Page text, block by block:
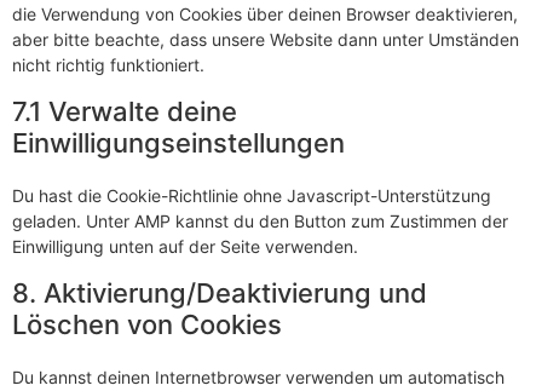
die Verwendung von Cookies über deinen Browser deaktivieren,
aber bitte beachte, dass unsere Website dann unter Umständen
nicht richtig funktioniert.
7.1 Verwalte deine
Einwilligungseinstellungen
Du hast die Cookie-Richtlinie ohne Javascript-Unterstützung
geladen. Unter AMP kannst du den Button zum Zustimmen der
Einwilligung unten auf der Seite verwenden.
8. Aktivierung/Deaktivierung und
Löschen von Cookies
Du kannst deinen Internetbrowser verwenden um automatisch